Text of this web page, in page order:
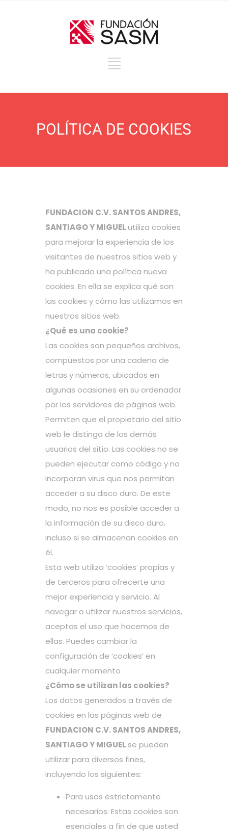
POLÍTICA DE COOKIES
FUNDACION C.V. SANTOS ANDRES,
SANTIAGO Y MIGUELutiliza cookies
para mejorar la experiencia de los
visitantes de nuestros sitios web y
ha publicado una política nueva
cookies. En ella se explica qué son
las cookies y cómo las utilizamos en
nuestros sitios web.
¿Qué es una cookie?
Las cookies son pequeños archivos,
compuestos por una cadena de
letras y números, ubicados en
algunas ocasiones en su ordenador
por los servidores de páginas web.
Permiten que el propietario del sitio
web le distinga de los demás
usuarios del sitio. Las cookies no se
pueden ejecutar como código y no
incorporan virus que nos permitan
acceder a su disco duro. De este
modo, no nos es posible acceder a
la información de su disco duro,
incluso si se almacenan cookies en
él.
Esta web utiliza ‘cookies’ propias y
de terceros para ofrecerte una
mejor experiencia y servicio. Al
navegar o utilizar nuestros servicios,
aceptas el uso que hacemos de
ellas. Puedes cambiar la
configuración de ‘cookies’ en
cualquier momento
¿Cómo se utilizan las cookies?
Los datos generados a través de
cookies en las páginas web de
FUNDACION C.V. SANTOS ANDRES,
SANTIAGO Y MIGUEL se pueden
utilizar para diversos fines,
incluyendo los siguientes:
Para usos estrictamente
necesarios: Estas cookies son
esenciales a fin de que usted